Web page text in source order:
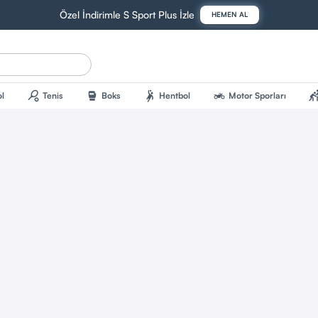
Özel İndirimle S Sport Plus İzle HEMEN AL
sports_tennis Tenis sports_mma Boks sports_handball Hentbol two_wheeler Motor Sporları